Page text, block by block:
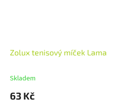
Zolux tenisový míček Lama
Skladem
63 Kč